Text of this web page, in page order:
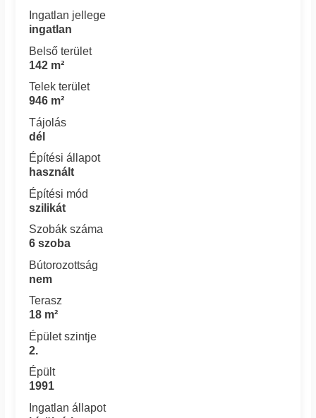
Ingatlan jellege
ingatlan
Belső terület
142 m²
Telek terület
946 m²
Tájolás
dél
Építési állapot
használt
Építési mód
szilikát
Szobák száma
6 szoba
Bútorozottság
nem
Terasz
18 m²
Épület szintje
2.
Épült
1991
Ingatlan állapot